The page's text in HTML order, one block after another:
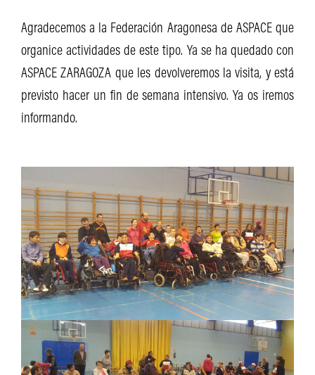
Agradecemos a la Federación Aragonesa de ASPACE que
organice actividades de este tipo. Ya se ha quedado con
ASPACE ZARAGOZA que les devolveremos la visita, y está
previsto hacer un fin de semana intensivo. Ya os iremos
informando.